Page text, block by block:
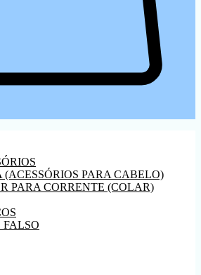
(ACESSÓRIOS PARA CABELO)
PARA CORRENTE (COLAR)
FALSO